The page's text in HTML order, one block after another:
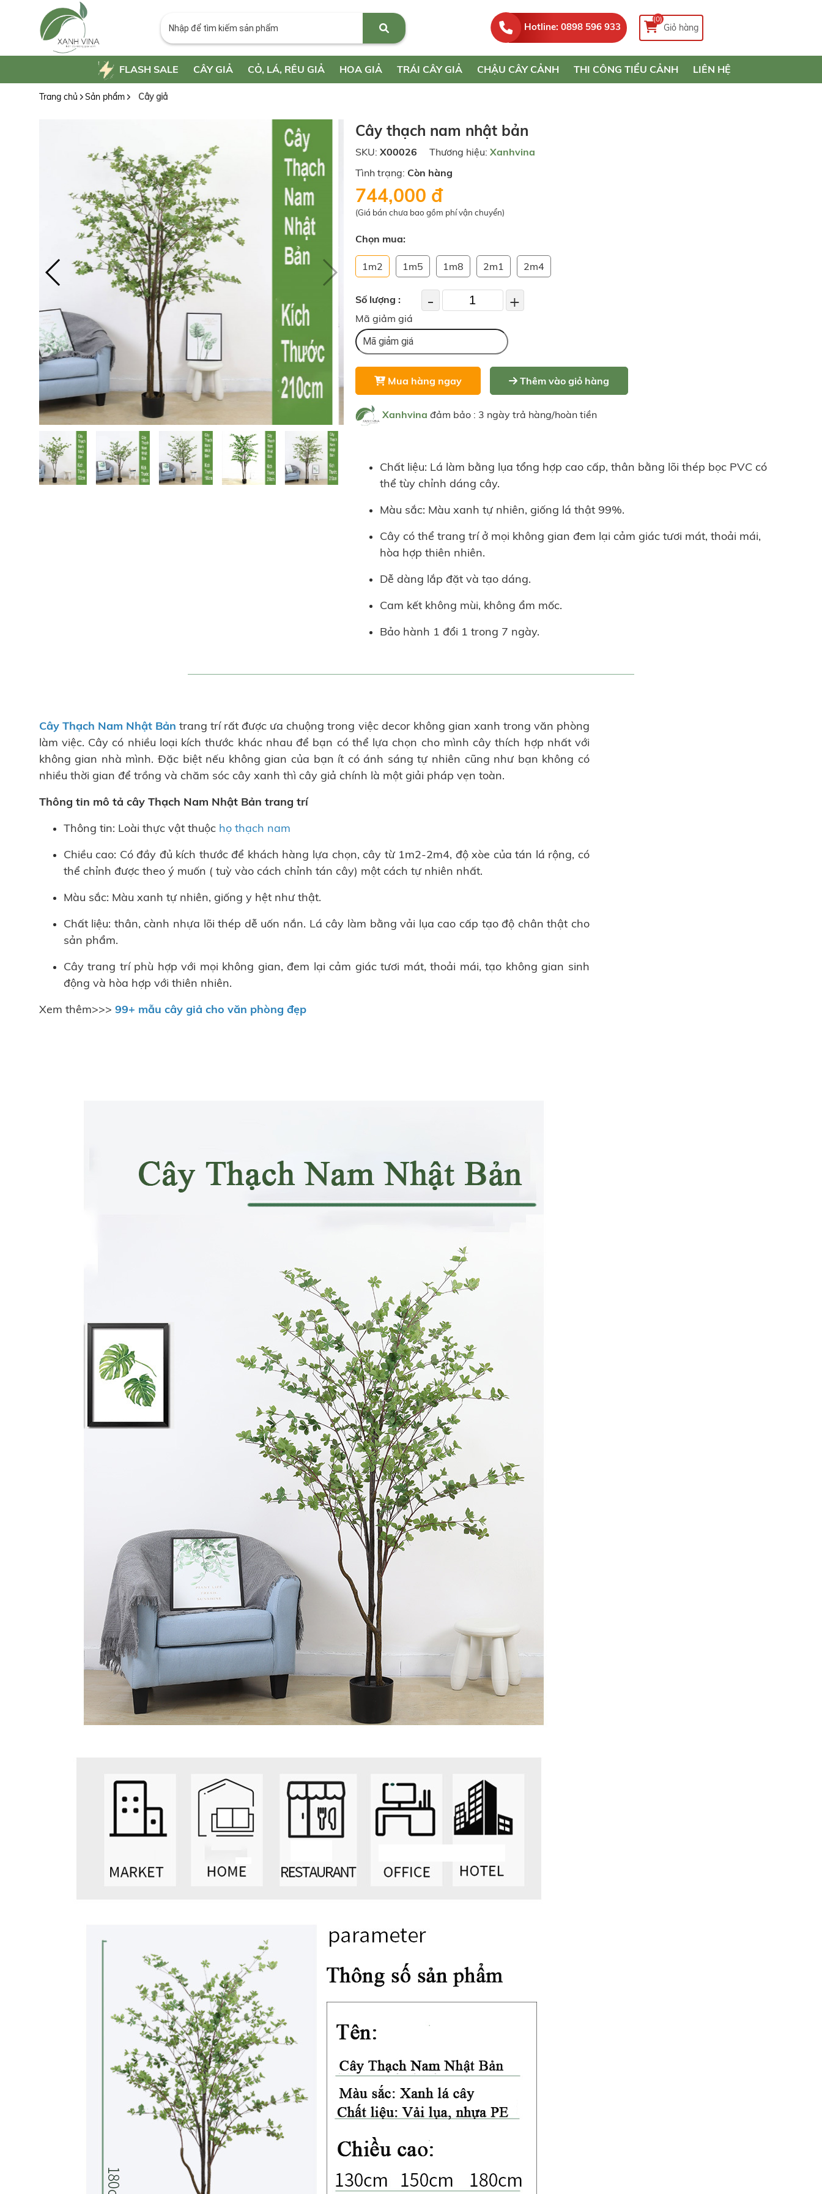
Hotline: 0898 596 933
(0)
Giỏ hàng
FLASH SALE CÂY GIẢ CỎ, LÁ, RÊU GIẢ HOA GIẢ TRÁI CÂY GIẢ CHẬU CÂY CẢNH THI CÔNG TIỂU CẢNH LIÊN HỆ
Trang chủ Sản phẩm Cây giả
Cây thạch nam nhật bản
SKU: X00026 Thương hiệu: Xanhvina
Tình trạng: Còn hàng
744,000 đ
(Giá bán chưa bao gồm phí vận chuyển)
Chọn mua:
1m2 1m5 1m8 2m1 2m4
Số lượng : - +
Mã giảm giá
Mua hàng ngay Thêm vào giỏ hàng
Xanhvina đảm bảo : 3 ngày trả hàng/hoàn tiền
Chất liệu: Lá làm bằng lụa tổng hợp cao cấp, thân bằng lõi thép bọc PVC có
thể tùy chỉnh dáng cây.
Màu sắc: Màu xanh tự nhiên, giống lá thật 99%.
Cây có thể trang trí ở mọi không gian đem lại cảm giác tươi mát, thoải mái,
hòa hợp thiên nhiên.
Dễ dàng lắp đặt và tạo dáng.
Cam kết không mùi, không ẩm mốc.
Bảo hành 1 đổi 1 trong 7 ngày.
Cây Thạch Nam Nhật Bản trang trí rất được ưa chuộng trong việc decor không gian xanh trong văn phòng
làm việc. Cây có nhiều loại kích thước khác nhau để bạn có thể lựa chọn cho mình cây thích hợp nhất với
không gian nhà mình. Đặc biệt nếu không gian của bạn ít có ánh sáng tự nhiên cũng như bạn không có
nhiều thời gian để trồng và chăm sóc cây xanh thì cây giả chính là một giải pháp vẹn toàn.
Thông tin mô tả cây Thạch Nam Nhật Bản trang trí
Thông tin: Loài thực vật thuộc họ thạch nam
Chiều cao: Có đầy đủ kích thước để khách hàng lựa chọn, cây từ 1m2-2m4, độ xòe của tán lá rộng, có
thể chỉnh được theo ý muốn ( tuỳ vào cách chỉnh tán cây) một cách tự nhiên nhất.
Màu sắc: Màu xanh tự nhiên, giống y hệt như thật.
Chất liệu: thân, cành nhựa lõi thép dễ uốn nắn. Lá cây làm bằng vải lụa cao cấp tạo độ chân thật cho
sản phẩm.
Cây trang trí phù hợp với mọi không gian, đem lại cảm giác tươi mát, thoải mái, tạo không gian sinh
động và hòa hợp với thiên nhiên.
Xem thêm>>> 99+ mẫu cây giả cho văn phòng đẹp